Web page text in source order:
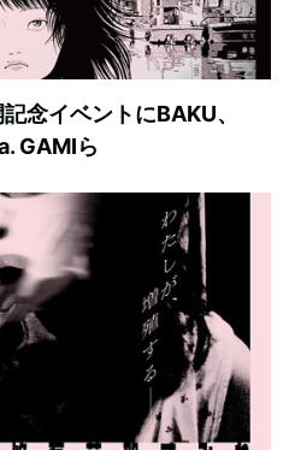
念イベントにBAKU、
GAMIら